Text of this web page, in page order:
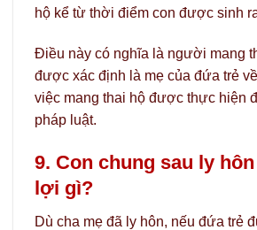
hộ kể từ thời điểm con được sinh
Điều này có nghĩa là người mang
được xác định là mẹ của đứa trẻ
việc mang thai hộ được thực hiện
pháp luật.
9. Con chung sau ly
lợi gì?
Dù cha mẹ đã ly hôn, nếu đứa trẻ